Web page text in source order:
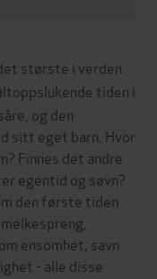
største i verden.
tiden i
og den
sitt eget barn. Hvor
Finnes det andre
egentid og søvn?
den første tiden
ensomhet, savn
- alle disse